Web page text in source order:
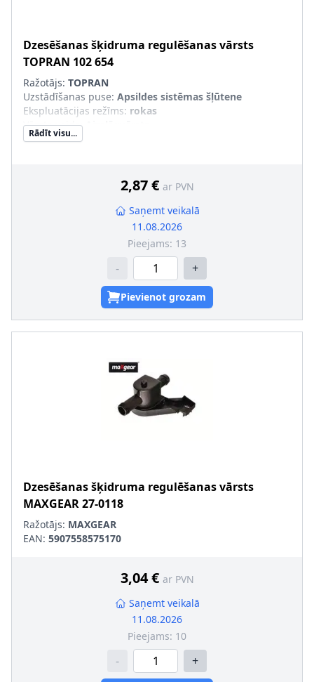
Dzesēšanas šķidruma regulēšanas vārsts
TOPRAN 102 654
Ražotājs: TOPRAN
Uzstādīšanas puse: Apsildes sistēmas šļūtene
Ekspluatācijas režīms: rokas
Vārsta veids:
Rādīt visu...
2,87 € ar PVN
Saņemt veikalā
11.08.2026
Pieejams: 13
- +
Pievienot grozam
Dzesēšanas šķidruma regulēšanas vārsts
MAXGEAR27-0118
Ražotājs: MAXGEAR
EAN: 5907558575170
3,04 € ar PVN
Saņemt veikalā
11.08.2026
Pieejams: 10
- +